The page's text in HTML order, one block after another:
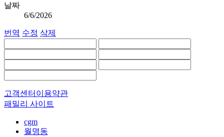
날짜
6/6/2026
번역 수정 삭제
고객센터 이용약관
패밀리 사이트
cgm
월명동